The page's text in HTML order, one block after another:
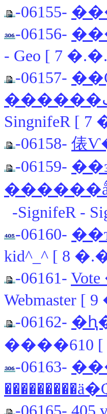
-06155-
-06156-
- Geo [ 7 �.�.
-06157-
SingnifeR [ 7
-06158- 俵
-06159-
-SignifeR -
-06160-
kid^_^ [ 8
-06161-
Webmaster [
-06162-
����610 [
-06163-